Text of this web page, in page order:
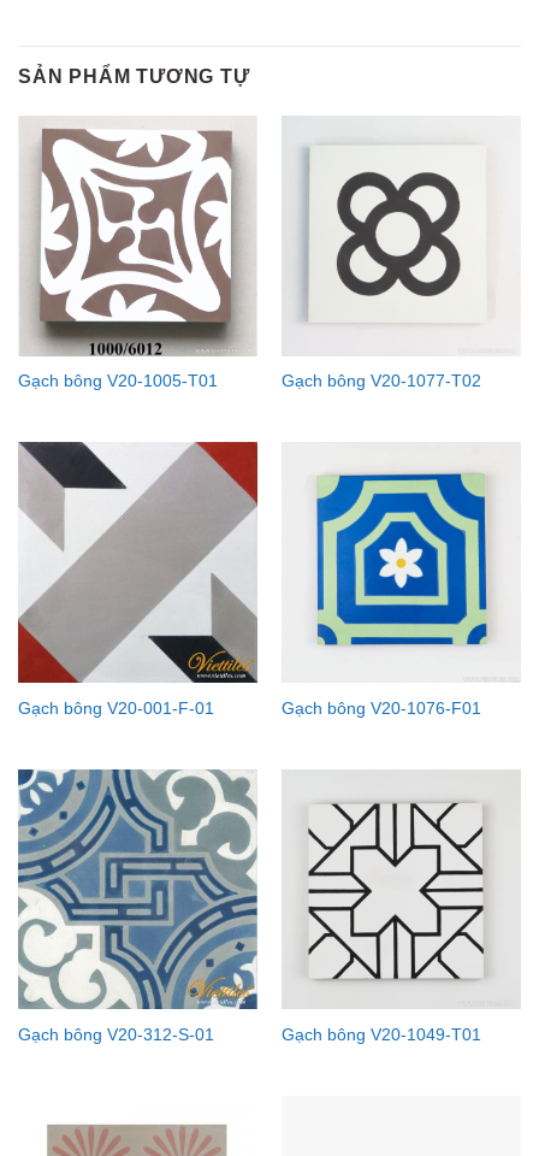
SẢN PHẨM TƯƠNG TỰ
Gạch bông V20-1005-T01 Gạch bông V20-1077-T02
Gạch bông V20-001-F-01 Gạch bông V20-1076-F01
Gạch bông V20-312-S-01 Gạch bông V20-1049-T01